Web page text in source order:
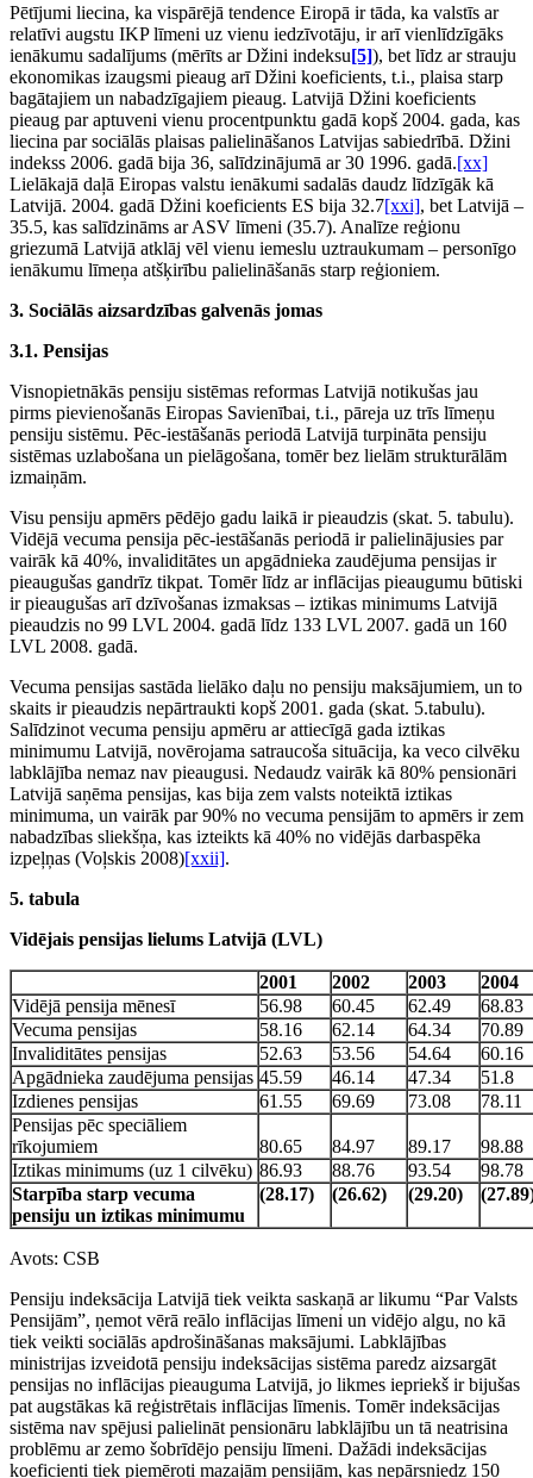
Pētījumi liecina, ka vispārējā tendence Eiropā ir tāda, ka valstīs ar
relatīvi augstu IKP līmeni uz vienu iedzīvotāju, ir arī vienlīdzīgāks
ienākumu sadalījums (mērīts ar Džini indeksu[5]), bet līdz ar strauju
ekonomikas izaugsmi pieaug arī Džini koeficients, t.i., plaisa starp
bagātajiem un nabadzīgajiem pieaug. Latvijā Džini koeficients
pieaug par aptuveni vienu procentpunktu gadā kopš 2004. gada, kas
liecina par sociālās plaisas palielināšanos Latvijas sabiedrībā. Džini
indekss 2006. gadā bija 36, salīdzinājumā ar 30 1996. gadā.[xx]
Lielākajā daļā Eiropas valstu ienākumi sadalās daudz līdzīgāk kā
Latvijā. 2004. gadā Džini koeficients ES bija 32.7[xxi], bet Latvijā –
35.5, kas salīdzināms ar ASV līmeni (35.7). Analīze reģionu
griezumā Latvijā atklāj vēl vienu iemeslu uztraukumam – personīgo
ienākumu līmeņa atšķirību palielināšanās starp reģioniem.
3. Sociālās aizsardzības galvenās jomas
3.1. Pensijas
Visnopietnākās pensiju sistēmas reformas Latvijā notikušas jau
pirms pievienošanās Eiropas Savienībai, t.i., pāreja uz trīs līmeņu
pensiju sistēmu. Pēc-iestāšanās periodā Latvijā turpināta pensiju
sistēmas uzlabošana un pielāgošana, tomēr bez lielām strukturālām
izmaiņām.
Visu pensiju apmērs pēdējo gadu laikā ir pieaudzis (skat. 5. tabulu).
Vidējā vecuma pensija pēc-iestāšanās periodā ir palielinājusies par
vairāk kā 40%, invaliditātes un apgādnieka zaudējuma pensijas ir
pieaugušas gandrīz tikpat. Tomēr līdz ar inflācijas pieaugumu būtiski
ir pieaugušas arī dzīvošanas izmaksas – iztikas minimums Latvijā
pieaudzis no 99 LVL 2004. gadā līdz 133 LVL 2007. gadā un 160
LVL 2008. gadā.
Vecuma pensijas sastāda lielāko daļu no pensiju maksājumiem, un to
skaits ir pieaudzis nepārtraukti kopš 2001. gada (skat. 5.tabulu).
Salīdzinot vecuma pensiju apmēru ar attiecīgā gada iztikas
minimumu Latvijā, novērojama satraucoša situācija, ka veco cilvēku
labklājība nemaz nav pieaugusi. Nedaudz vairāk kā 80% pensionāri
Latvijā saņēma pensijas, kas bija zem valsts noteiktā iztikas
minimuma, un vairāk par 90% no vecuma pensijām to apmērs ir zem
nabadzības sliekšņa, kas izteikts kā 40% no vidējās darbaspēka
izpeļņas (Voļskis 2008)[xxii].
5. tabula
Vidējais pensijas lielums Latvijā (LVL)
2001 2002 2003
2004
Vidējā pensija mēnesī
56.98 60.45 62.49
68.83
Vecuma pensijas
58.16 62.14 64.34
70.89
Invaliditātes pensijas
52.63 53.56 54.64
60.16
Apgādnieka zaudējuma pensijas 45.59 46.14 47.34
51.8
Izdienes pensijas
61.55 69.69 73.08
78.11
Pensijas pēc speciāliem
rīkojumiem
80.65 84.97 89.17
98.88
Iztikas minimums (uz 1 cilvēku) 86.93 88.76 93.54
98.78
Starpība starp vecuma
pensiju un iztikas minimumu
(28.17) (26.62) (29.20)
Avots: CSB
Pensiju indeksācija Latvijā tiek veikta saskaņā ar likumu “Par Valsts
Pensijām”, ņemot vērā reālo inflācijas līmeni un vidējo algu, no kā
tiek veikti sociālās apdrošināšanas maksājumi. Labklājības
ministrijas izveidotā pensiju indeksācijas sistēma paredz aizsargāt
pensijas no inflācijas pieauguma Latvijā, jo likmes iepriekš ir bijušas
pat augstākas kā reģistrētais inflācijas līmenis. Tomēr indeksācijas
sistēma nav spējusi palielināt pensionāru labklājību un tā neatrisina
problēmu ar zemo šobrīdējo pensiju līmeni. Dažādi indeksācijas
koeficienti tiek piemēroti mazajām pensijām, kas nepārsniedz 150